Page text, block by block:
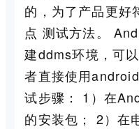
的，为了产品更好
点 测试方法。
建ddms环境，可
者直接使用
试步骤： 1）在
的安装包； 2）在